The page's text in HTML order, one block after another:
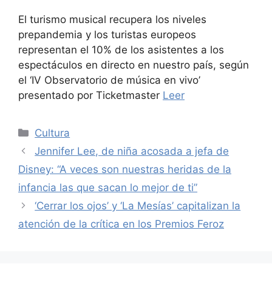
El turismo musical recupera los niveles
prepandemia y los turistas europeos
representan el 10% de los asistentes a los
espectáculos en directo en nuestro país, según
el ‘IV Observatorio de música en vivo’
presentado por Ticketmaster Leer
Categories
Cultura
Jennifer Lee, de niña acosada a jefa de
Disney: “A veces son nuestras heridas de la
infancia las que sacan lo mejor de ti”
‘Cerrar los ojos’ y ‘La Mesías’ capitalizan la
atención de la crítica en los Premios Feroz